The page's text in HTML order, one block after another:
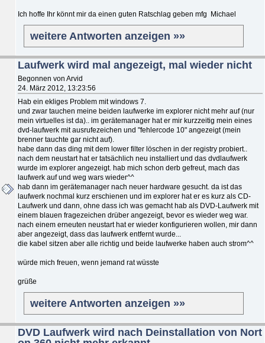
Ich hoffe Ihr könnt mir da einen guten Ratschlag geben mfg Michael
weitere Antworten anzeigen »»
Laufwerk wird mal angezeigt, mal wieder nicht
Begonnen von Arvid
24. März 2012, 13:23:56
Hab ein ekliges Problem mit windows 7.
und zwar tauchen meine beiden laufwerke im explorer nicht mehr auf (nur
mein virtuelles ist da).. im gerätemanager hat er mir kurzzeitig mein eines
dvd-laufwerk mit ausrufezeichen und "fehlercode 10" angezeigt (mein
brenner tauchte gar nicht auf).
habe dann das ding mit dem lower filter löschen in der registry probiert..
nach dem neustart hat er tatsächlich neu installiert und das dvdlaufwerk
wurde im explorer angezeigt. hab mich schon derb gefreut, mach das
laufwerk auf und weg wars wieder^^
hab dann im gerätemanager nach neuer hardware gesucht. da ist das
laufwerk nochmal kurz erschienen und im explorer hat er es kurz als CD-
Laufwerk und dann, ohne dass ich was gemacht hab als DVD-Laufwerk mit
einem blauen fragezeichen drüber angezeigt, bevor es wieder weg war.
nach einem erneuten neustart hat er wieder konfigurieren wollen, mir dann
aber angezeigt, dass das laufwerk entfernt wurde...
die kabel sitzen aber alle richtig und beide laufwerke haben auch strom^^
würde mich freuen, wenn jemand rat wüsste
grüße
weitere Antworten anzeigen »»
DVD Laufwerk wird nach Deinstallation von Nort